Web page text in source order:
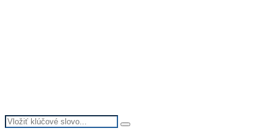
Search
for:
Search